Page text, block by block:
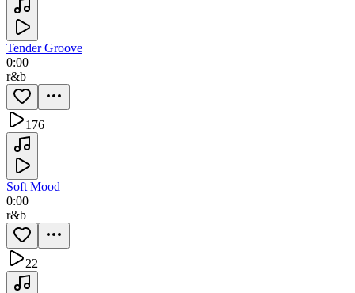
Tender Groove
0:00
r&b
176
Soft Mood
0:00
r&b
22